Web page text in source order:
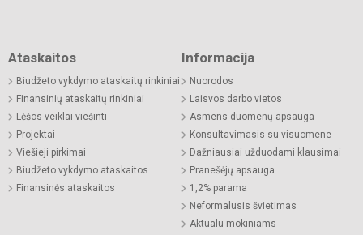
Ataskaitos
Biudžeto vykdymo ataskaitų rinkiniai
Finansinių ataskaitų rinkiniai
Lėšos veiklai viešinti
Projektai
Viešieji pirkimai
Biudžeto vykdymo ataskaitos
Finansinės ataskaitos
Informacija
Nuorodos
Laisvos darbo vietos
Asmens duomenų apsauga
Konsultavimasis su visuomene
Dažniausiai užduodami klausimai
Pranešėjų apsauga
1,2% parama
Neformalusis švietimas
Aktualu mokiniams